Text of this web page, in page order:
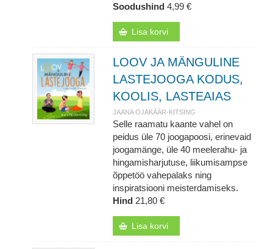
Soodushind 4,99 €
Lisa korvi
LOOV JA MÄNGULINE
LASTEJOOGA KODUS,
KOOLIS, LASTEAIAS
JAANA OJAKÄÄR-KITSING
Selle raamatu kaante vahel on
peidus üle 70 joogapoosi, erinevaid
joogamänge, üle 40 meelerahu- ja
hingamisharjutuse, liikumisampse
õppetöö vahepalaks ning
inspiratsiooni meisterdamiseks.
Hind 21,80 €
Lisa korvi